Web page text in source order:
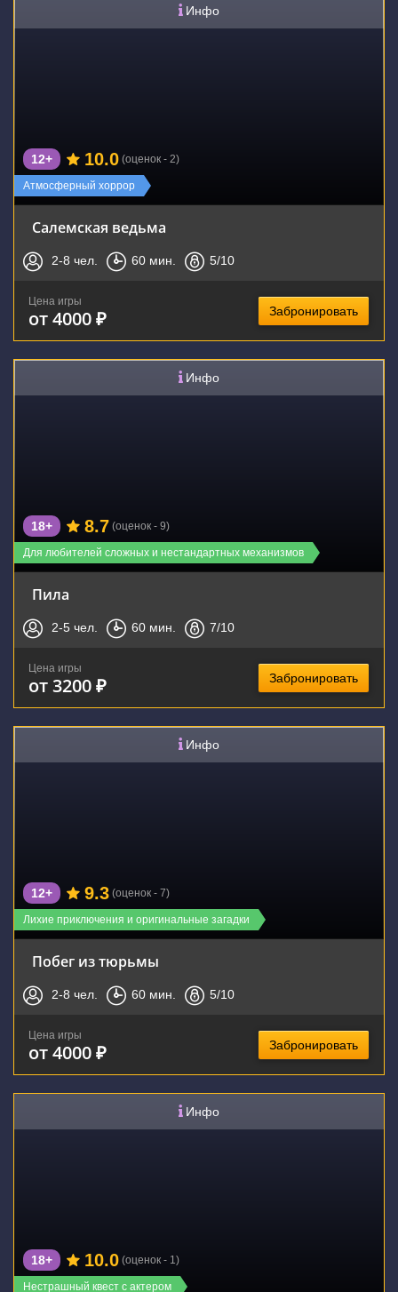
Инфо
Атмосферный хоррор
12+ 10.0 (оценок - 2)
Салемская ведьма
2-8 чел. 60 мин. 5/10
Цена игры
от 4000 ₽ Забронировать
Инфо
Для любителей сложных и нестандартных механизмов
18+ 8.7 (оценок - 9)
Пила
2-5 чел. 60 мин. 7/10
Цена игры
от 3200 ₽ Забронировать
Инфо
Лихие приключения и оригинальные загадки
12+ 9.3 (оценок - 7)
Побег из тюрьмы
2-8 чел. 60 мин. 5/10
Цена игры
от 4000 ₽ Забронировать
Инфо
Нестрашный квест с актером
18+ 10.0 (оценок - 1)